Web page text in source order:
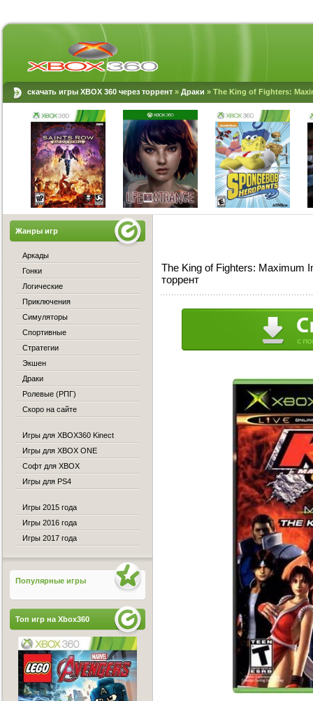
скачать игры XBOX 360 через торрент » Драки » The King of Fighters:
The King of Fighters: Maximum
торрент
Жанры игр
Аркады
Гонки
Логические
Приключения
Симуляторы
Спортивные
Стратегии
Экшен
Драки
Ролевые (РПГ)
Скоро на сайте
Игры для XBOX360 Kinect
Игры для XBOX ONE
Софт для XBOX
Игры для PS4
Игры 2015 года
Игры 2016 года
Игры 2017 года
Популярные игры
Топ игр на Xbox360